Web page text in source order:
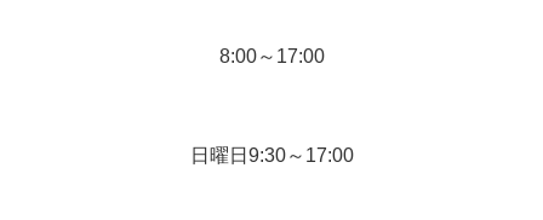
8:00～17:00
日曜日9:30～17:00